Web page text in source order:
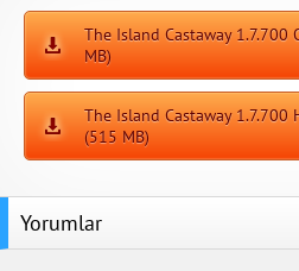
The Island Castaway
MB)
The Island Castaway
(515 MB)
Yorumlar